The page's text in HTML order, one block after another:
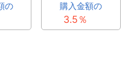
の 購入金額の
3.5％